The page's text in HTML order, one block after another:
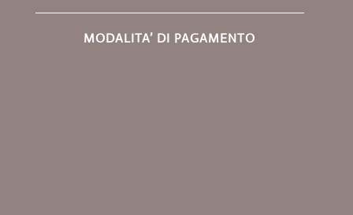
MODALITA’ DI PAGAMENTO